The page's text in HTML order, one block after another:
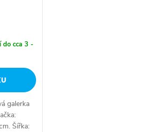
do cca 3 -
galerka
Šířka: